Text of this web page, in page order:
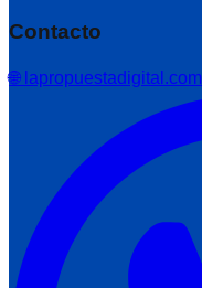
Contacto
🌐 lapropuestadigital.com